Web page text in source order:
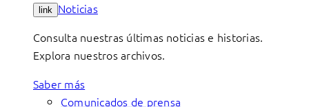
link Noticias
Consulta nuestras últimas noticias e historias.
Explora nuestros archivos.
Saber más
Comunicados de prensa